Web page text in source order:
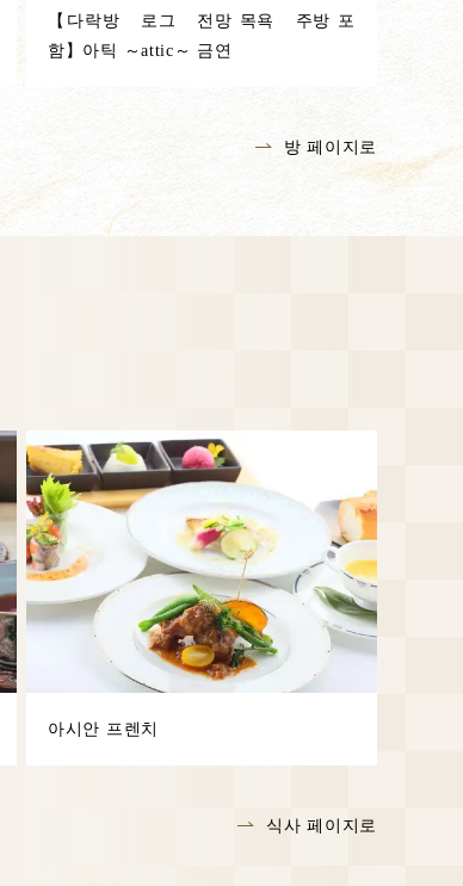
【다락방 로그 전망 목욕 주방 포
함】아틱 ～attic～ 금연
방 페이지로
아시안 프렌치
식사 페이지로